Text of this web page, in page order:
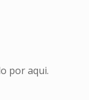
por aqui.